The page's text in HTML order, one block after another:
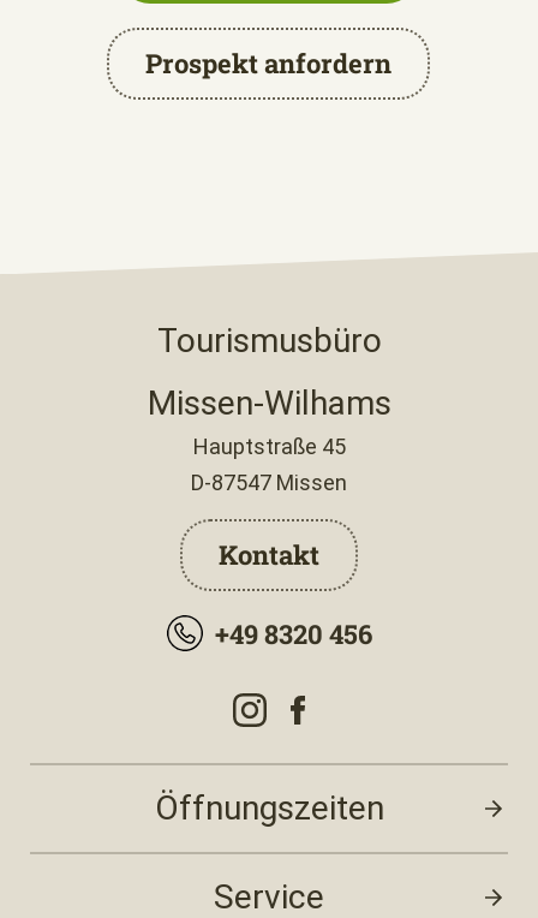
Prospekt anfordern
Tourismusbüro
Missen-Wilhams
Hauptstraße 45
D-87547 Missen
Kontakt
+49 8320 456
Öffnungszeiten
Service